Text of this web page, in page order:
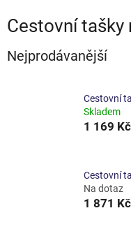
Cestovní tašky
Nejprodávanější
Cestovní
Skladem
1 169 Kč
Cestovní
Na dotaz
1 871 Kč